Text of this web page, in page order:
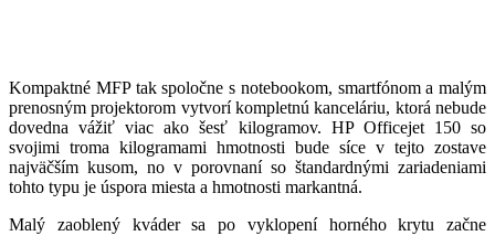
Kompaktné MFP tak spoločne s notebookom, smartfónom a malým
prenosným projektorom vytvorí kompletnú kanceláriu, ktorá nebude
dovedna vážiť viac ako šesť kilogramov. HP Officejet 150 so
svojimi troma kilogramami hmotnosti bude síce v tejto zostave
najväčším kusom, no v porovnaní so štandardnými zariadeniami
tohto typu je úspora miesta a hmotnosti markantná.
Malý zaoblený kváder sa po vyklopení horného krytu začne